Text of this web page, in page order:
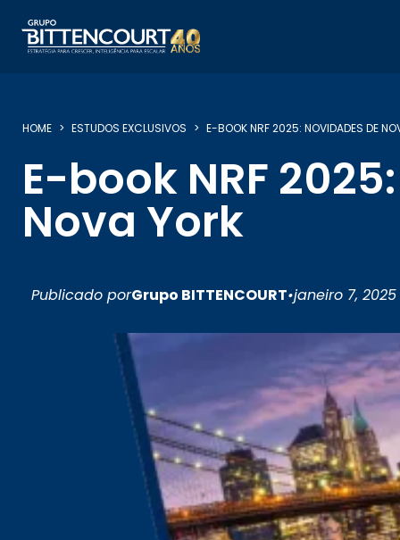
HOME ESTUDOS EXCLUSIVOS E-BOOK NRF 2025: NOVIDADES DE
E-book NRF
Nova York
Publicado porGrupo BITTENCOURT•janeiro 7, 2025